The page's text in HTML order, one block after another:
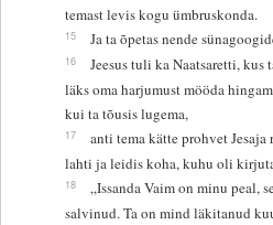
temast levis kogu ümbruskonda.
15 Ja ta õpetas nende
16
Jeesus tuli ka Naatsaretti, kus
läks oma harjumust mööda
kui ta tõusis lugema,
17
anti tema kätte prohvet Jesaja
lahti ja leidis koha, kuhu oli
18
„Issanda Vaim on minu peal,
salvinud. Ta on mind läkitanud